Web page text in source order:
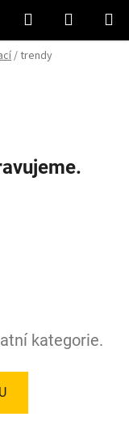
Hledat
KOŠÍK
/trendy
kategorie.